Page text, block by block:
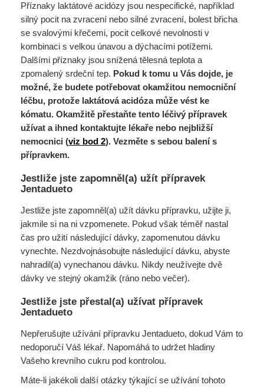
Příznaky laktátové acidózy jsou nespecifické, například
silný pocit na zvracení nebo silné zvracení, bolest břicha
se svalovými křečemi, pocit celkové nevolnosti v
kombinaci s velkou únavou a dýchacími potížemi.
Dalšími příznaky jsou snížená tělesná teplota a
zpomalený srdeční tep. Pokud k tomu u Vás dojde, je
možné, že budete potřebovat okamžitou nemocniční
léčbu, protože laktátová acidóza může vést ke
kómatu. Okamžitě přestaňte tento léčivý přípravek
užívat a ihned kontaktujte lékaře nebo nejbližší
nemocnici (viz bod 2). Vezměte s sebou balení s
přípravkem.
Jestliže jste zapomněl(a) užít přípravek
Jentadueto
Jestliže jste zapomněl(a) užít dávku přípravku, užijte ji,
jakmile si na ni vzpomenete. Pokud však téměř nastal
čas pro užití následující dávky, zapomenutou dávku
vynechte. Nezdvojnásobujte následující dávku, abyste
nahradil(a) vynechanou dávku. Nikdy neužívejte dvě
dávky ve stejný okamžik (ráno nebo večer).
Jestliže jste přestal(a) užívat přípravek
Jentadueto
Nepřerušujte užívání přípravku Jentadueto, dokud Vám to
nedoporučí Váš lékař. Napomáhá to udržet hladiny
Vašeho krevního cukru pod kontrolou.
Máte-li jakékoli další otázky týkající se užívání tohoto